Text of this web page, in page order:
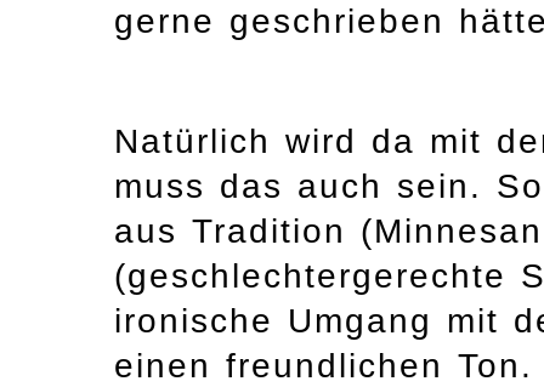
gerne geschrieben
Natürlich wird da mit
muss das auch sein.
aus Tradition
(geschlechtergerechte
ironische Umgang mit
einen freundlichen